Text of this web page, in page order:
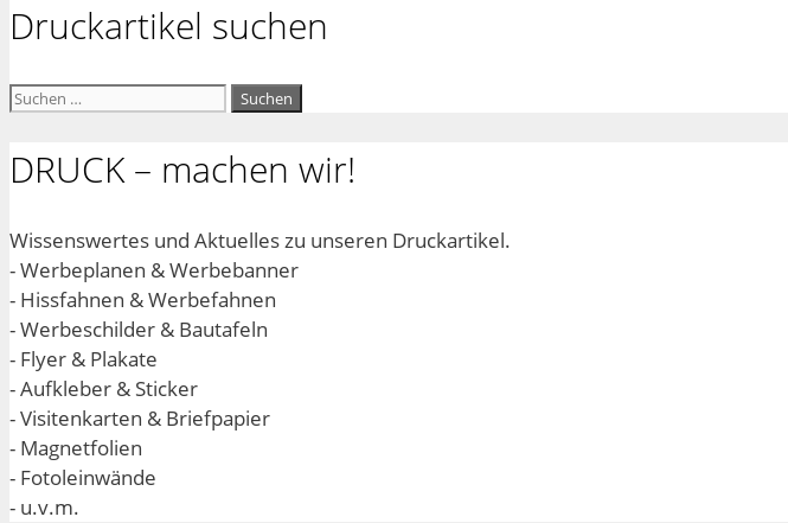
Druckartikel suchen
Suchen
DRUCK – machen wir!
Wissenswertes und Aktuelles zu unseren Druckartikel.
- Werbeplanen & Werbebanner
- Hissfahnen & Werbefahnen
- Werbeschilder & Bautafeln
- Flyer & Plakate
- Aufkleber & Sticker
- Visitenkarten & Briefpapier
- Magnetfolien
- Fotoleinwände
- u.v.m.